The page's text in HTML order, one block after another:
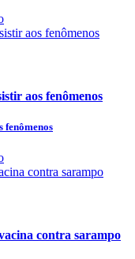
aos fenômenos
fenômenos
contra sarampo